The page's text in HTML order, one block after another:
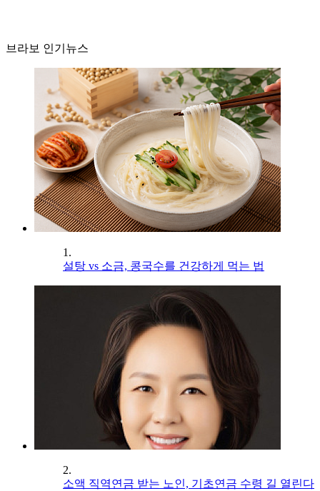
브라보 인기뉴스
1.
설탕 vs 소금, 콩국수를 건강하게 먹는 법
2.
소액 직역연금 받는 노인, 기초연금 수령 길 열린다